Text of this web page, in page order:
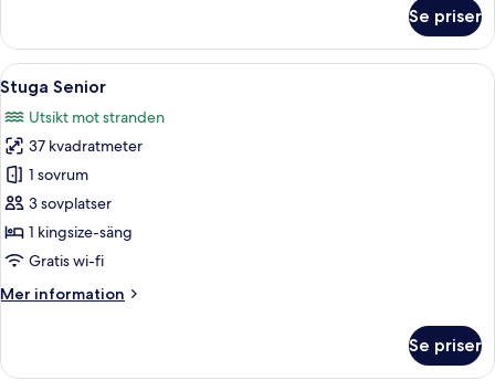
Bungalow
King
Se priser
Öppna
alla
foton
för
Stuga
Senior
En liten hydda med ett halmtak, en
7
Stuga Senior
Utsikt mot stranden
37 kvadratmeter
1 sovrum
3 sovplatser
1 kingsize-säng
Gratis wi-fi
Mer information
Mer
Senior
Se priser